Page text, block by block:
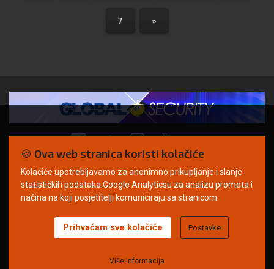
7 »
© Copyright 2026. | ARILEO
Uvjeti korištenja Politika privatnosti
Impressum
🍪 Ova web stranica koristi kolačiće
Kolačiće upotrebljavamo za anonimno prikupljanje i slanje
statističkih podataka Google Analyticsu za analizu prometa i
načina na koji posjetitelji komuniciraju sa stranicom.
Više informacija
Prihvaćam sve kolačiće Postavke